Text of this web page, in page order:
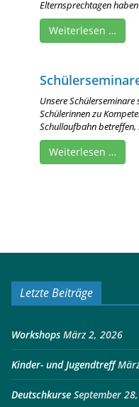
Elternsprechtagen
Weiterlesen …
Unsere
Schülerinnen zu
Schullaufbahn
Weiterlesen …
Letzte Beiträge
Workshops März 2, 2026
Kinder- und Jugendtreff
Deutschkurse September